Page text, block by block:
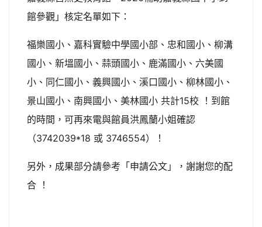
館參觀」核定名單如下：
福樂國小、嘉科實驗中學國小部、忠和國小、柳溝
國小、新塭國小、蒜頭國小、鹿滿國小、六美國
小、同仁國小、義興國小、溪口國小、柳林國小、
景山國小、南興國小、美林國小 共計15校 ！到館
的時間，可再來電與館員洪鳳蘭小姐確認
（3742039*18 或 3746554）！
另外，成果部分請參考「申請公文」，謝謝您的配
合 ！